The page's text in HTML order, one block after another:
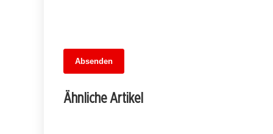
Absenden
Ähnliche Artikel
MuseumsMeileMitte: Berlins neues
kulturelles Herz schlägt am